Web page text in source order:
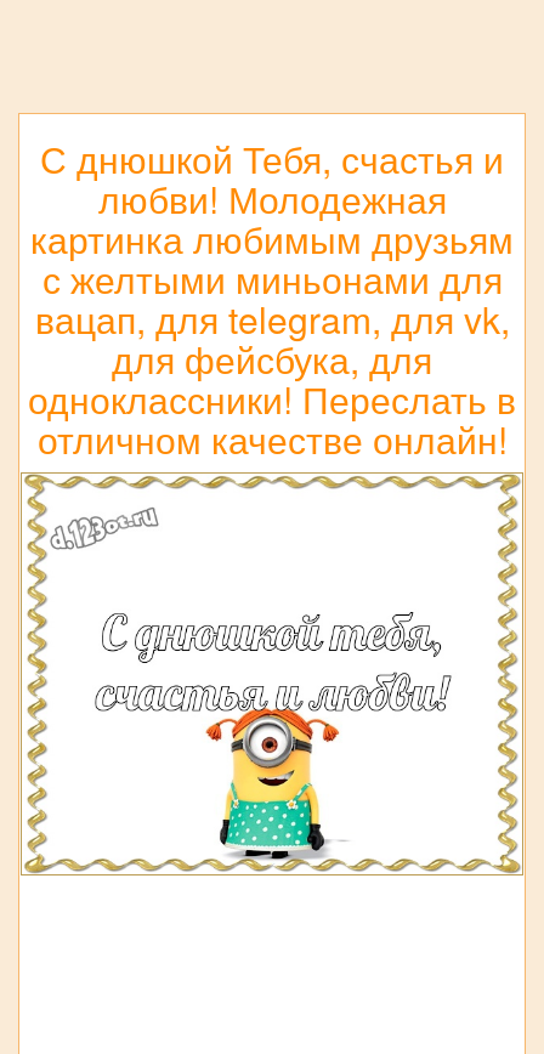
С днюшкой Тебя, счастья и
любви! Молодежная
картинка любимым друзьям
с желтыми миньонами для
вацап, для telegram, для vk,
для фейсбука, для
одноклассники! Переслать в
отличном качестве онлайн!